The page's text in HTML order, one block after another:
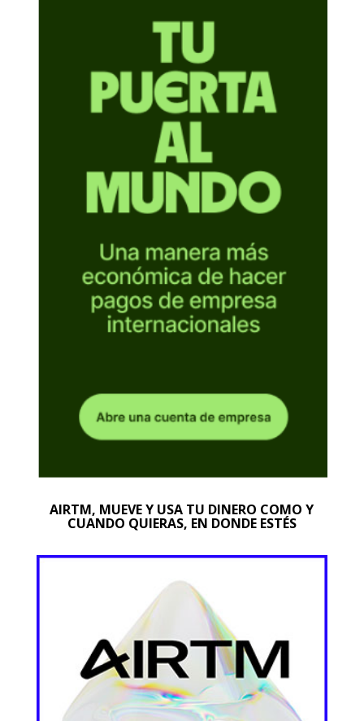
AIRTM, MUEVE Y USA TU DINERO COMO Y
CUANDO QUIERAS, EN DONDE ESTÉS